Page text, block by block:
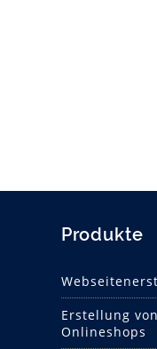
Produkte
Erstellung von
Onlineshops